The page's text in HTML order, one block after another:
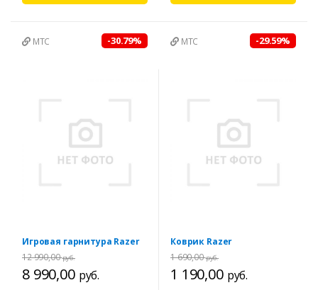
МТС -30.79%
Игровая гарнитура Razer
8 990,00 руб.
12 990,00руб.
МТС -29.59%
Коврик Razer
1 190,00 руб.
1 690,00руб.